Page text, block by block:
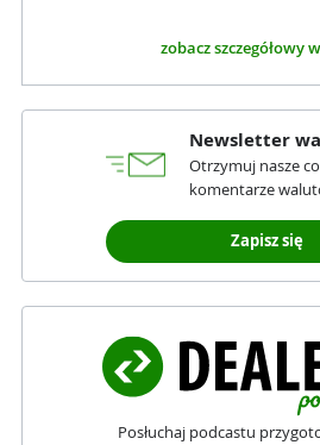
zobacz szczegółowy
Newsletter
Otrzymuj nasze
komentarze
Zapisz się
Posłuchaj podcastu